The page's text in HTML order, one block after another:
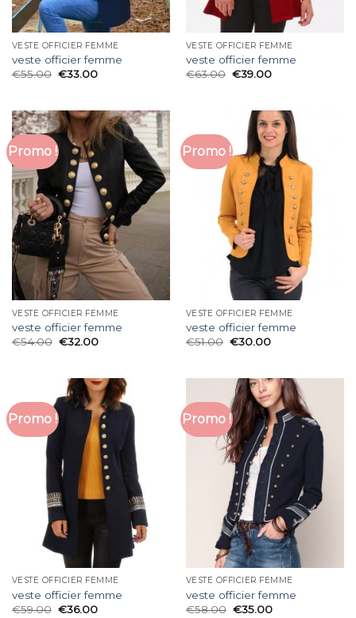
VESTE OFFICIER FEMME
veste officier femme
€55.00 €33.00
VESTE OFFICIER FEMME
veste officier femme
€63.00 €39.00
Promo !
VESTE OFFICIER FEMME
veste officier femme
€54.00 €32.00
Promo !
VESTE OFFICIER FEMME
veste officier femme
€51.00 €30.00
Promo !
VESTE OFFICIER FEMME
veste officier femme
€59.00 €36.00
Promo !
VESTE OFFICIER FEMME
veste officier femme
€58.00 €35.00